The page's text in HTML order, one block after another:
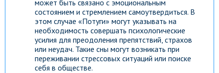
может быть связано с эмоциональным
состоянием и стремлением самоутвердиться. В
этом случае «Потуги» могут указывать на
необходимость совершать психологические
усилия для преодоления препятствий, страхов
или неудач. Такие сны могут возникать при
переживании стрессовых ситуаций или поиске
себя в обществе.